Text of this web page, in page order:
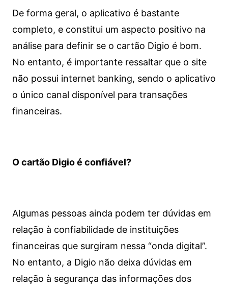
De forma geral, o aplicativo é bastante
completo, e constitui um aspecto positivo na
análise para definir se o cartão Digio é bom.
No entanto, é importante ressaltar que o site
não possui internet banking, sendo o aplicativo
o único canal disponível para transações
financeiras.
O cartão Digio é confiável?
Algumas pessoas ainda podem ter dúvidas em
relação à confiabilidade de instituições
financeiras que surgiram nessa “onda digital”.
No entanto, a Digio não deixa dúvidas em
relação à segurança das informações dos